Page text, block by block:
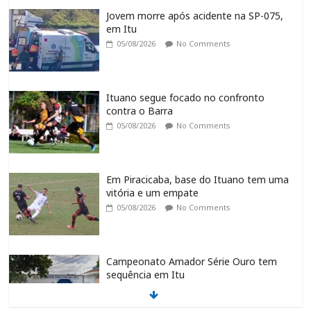
Jovem morre após acidente na SP-075,
em Itu
05/08/2026 No Comments
Ituano segue focado no confronto
contra o Barra
05/08/2026 No Comments
Em Piracicaba, base do Ituano tem uma
vitória e um empate
05/08/2026 No Comments
Campeonato Amador Série Ouro tem
sequência em Itu
05/08/2026